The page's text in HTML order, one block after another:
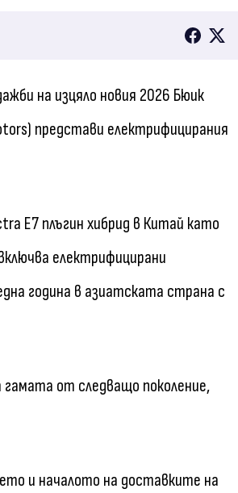
на изцяло новия 2026 Бюик
представи електрифицирания
E7 плъгин хибрид в Китай като
електрифицирани
година в азиатската страна с
от следващо поколение,
и началото на доставките на